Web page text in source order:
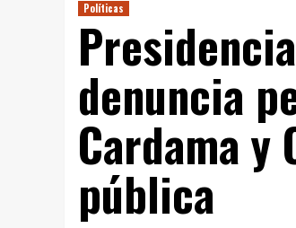
Políticas
denuncia
Cardama y
pública